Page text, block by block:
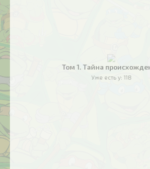
Том 1. Тайна
Уже есть у: 118